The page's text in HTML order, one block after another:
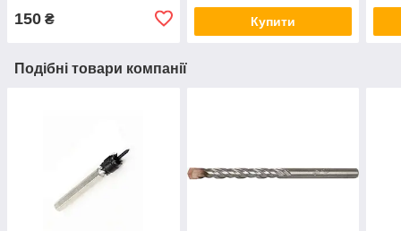
150 ₴ Купити
Подібні товари компанії